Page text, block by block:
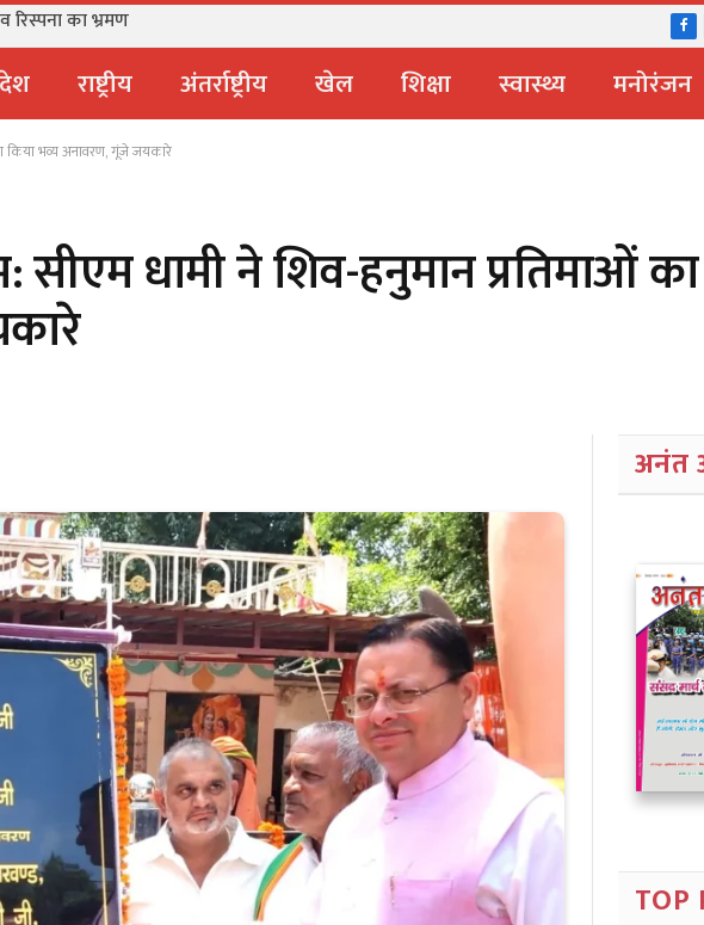
रिस्पना का भ्रमण
राष्ट्रीय अंतर्राष्ट्रीय खेल शिक्षा स्वास्थ्य मनोरंजन
किया भव्य अनावरण, गूंजे जयकारे
धामी ने शिव-हनुमान प्रतिमाओं का
अनंत
TOP